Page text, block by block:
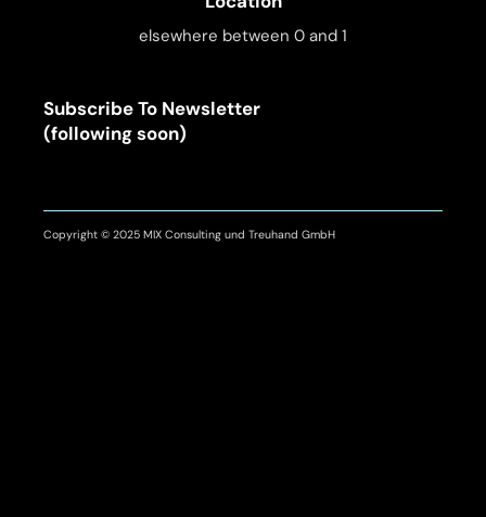
elsewhere between 0 and 1
Subscribe To Newsletter
(following soon)
Copyright © 2025 MIX Consulting und Treuhand GmbH